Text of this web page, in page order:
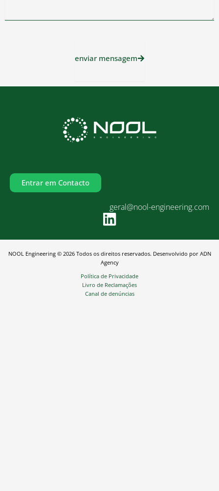
enviar mensagem
Entrar em Contacto
geral@nool-engineering.com
L
n
k
e
d
NOOL Engineering © 2026 Todos os direitos reservados. Desenvolvido por ADN
Agency
Política de Privacidade
Livro de Reclamações
Canal de denúncias